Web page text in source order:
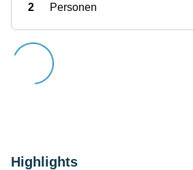
2 Personen
Highlights